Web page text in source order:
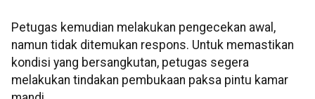
Petugas kemudian melakukan pengecekan awal,
namun tidak ditemukan respons. Untuk memastikan
kondisi yang bersangkutan, petugas segera
melakukan tindakan pembukaan paksa pintu kamar